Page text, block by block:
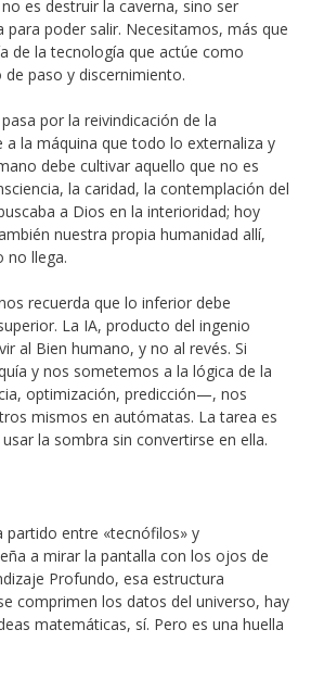
es destruir la caverna, sino ser
para poder salir. Necesitamos, más que
de la tecnología que actúe como
de paso y discernimiento.
por la reivindicación de la
a la máquina que todo lo externaliza y
debe cultivar aquello que no es
la caridad, la contemplación del
a Dios en la interioridad; hoy
nuestra propia humanidad allí,
no llega.
recuerda que lo inferior debe
La IA, producto del ingenio
al Bien humano, y no al revés. Si
y nos sometemos a la lógica de la
optimización, predicción—, nos
mismos en autómatas. La tarea es
la sombra sin convertirse en ella.
partido entre «tecnófilos» y
a mirar la pantalla con los ojos de
Profundo, esa estructura
comprimen los datos del universo, hay
matemáticas, sí. Pero es una huella